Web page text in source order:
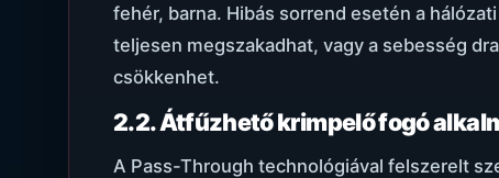
fehér, barna. Hibás sorrend esetén a
teljesen megszakadhat, vagy a sebesség
csökkenhet.
2.2. Átfűzhető krimpelő fogó
A Pass-Through technológiával felszerelt